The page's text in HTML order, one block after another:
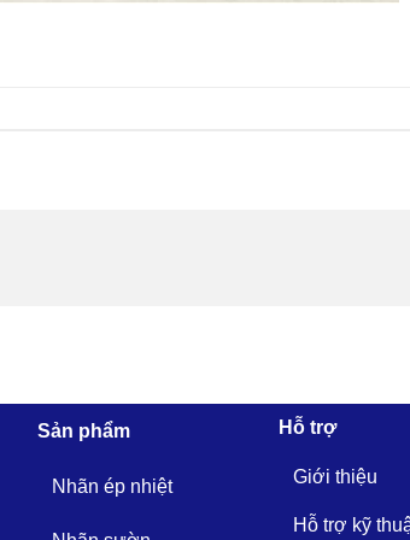
Sản phẩm
Nhãn ép nhiệt
Hỗ trợ
Giới thiệu
Hỗ trợ kỹ